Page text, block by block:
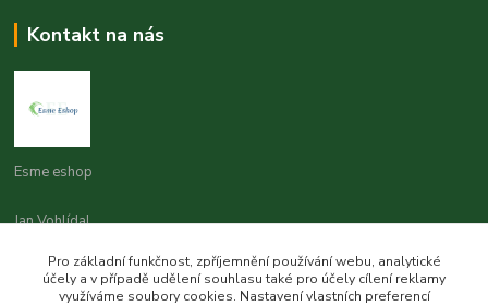
Kontakt na nás
Esme eshop
Jan Vohlídal
8,00 - 20,00
Pro základní funkčnost, zpříjemnění používání webu, analytické
účely a v případě udělení souhlasu také pro účely cílení reklamy
využíváme soubory cookies. Nastavení vlastních preferencí